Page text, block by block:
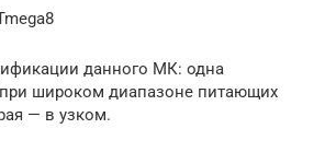
данного МК: одна
широком диапазоне питающих
— в узком.